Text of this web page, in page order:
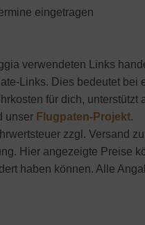
eingetragen
verwendeten Links
Links. Dies bedeutet bei
für dich, unterstützt
unser Flugpaten-Projekt.
zzgl. Versand
Hier angezeigte Preise
haben können. Alle